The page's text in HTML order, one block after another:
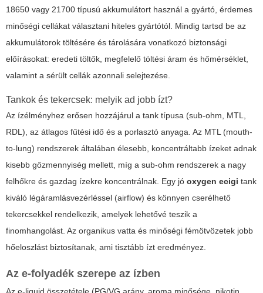
18650 vagy 21700 típusú akkumulátort használ a gyártó, érdemes
minőségi cellákat választani hiteles gyártótól. Mindig tartsd be az
akkumulátorok töltésére és tárolására vonatkozó biztonsági
előírásokat: eredeti töltők, megfelelő töltési áram és hőmérséklet,
valamint a sérült cellák azonnali selejtezése.
Tankok és tekercsek: melyik ad jobb ízt?
Az ízélményhez erősen hozzájárul a tank típusa (sub-ohm, MTL,
RDL), az átlagos fűtési idő és a porlasztó anyaga. Az MTL (mouth-
to-lung) rendszerek általában élesebb, koncentráltabb ízeket adnak
kisebb gőzmennyiség mellett, míg a sub-ohm rendszerek a nagy
felhőkre és gazdag ízekre koncentrálnak. Egy jó oxygen ecigi tank
kiváló légáramlásvezérléssel (airflow) és könnyen cserélhető
tekercsekkel rendelkezik, amelyek lehetővé teszik a
finomhangolást. Az organikus vatta és minőségi fémötvözetek jobb
hőeloszlást biztosítanak, ami tisztább ízt eredményez.
Az e-folyadék szerepe az ízben